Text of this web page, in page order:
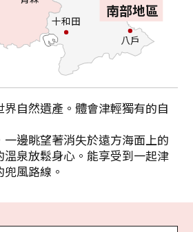
南部地區
八戶
十和田
自然遺產。體會津輕獨有的自
邊眺望著消失於遠方海面上的
泉放鬆身心。能享受到一起津
風路線。